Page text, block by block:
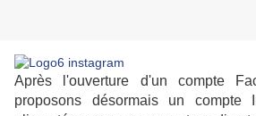
Après l'ouverture d'un compte
proposons désormais un compte